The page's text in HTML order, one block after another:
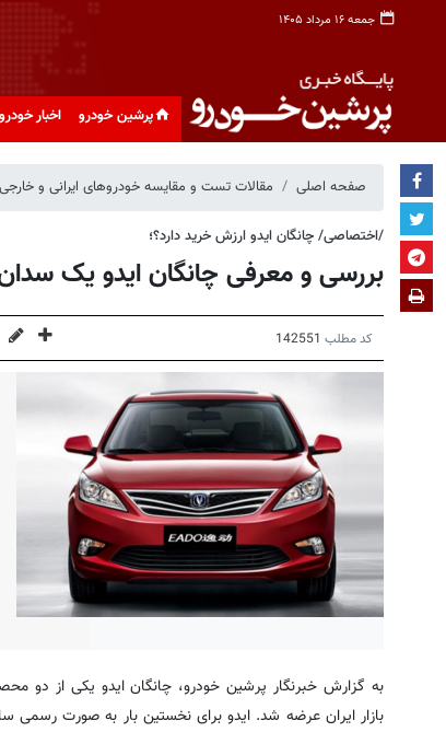
جمعه ۱۶ مرداد ۱۴۰۵
پرشین خودرو اخبار خودرو
صفحه اصلی مقالات تست و مقایسه خودروهای ایرانی و خارجی
/اختصاصی/ چانگان ایدو ارزش خرید دارد؟؛
بررسی و معرفی چانگان ایدو یک
کد مطلب 142551
به گزارش خبرنگار پرشین خودرو، چانگان ایدو یکی از دو